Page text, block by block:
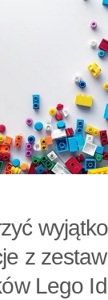
z
Lego